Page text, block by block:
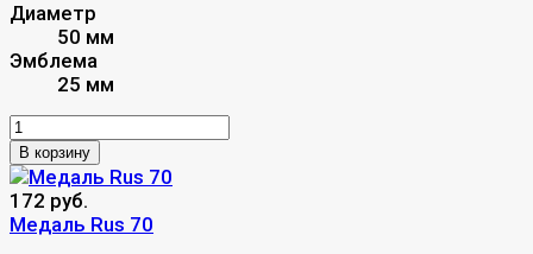
Диаметр
50 мм
Эмблема
25 мм
В корзину
172 руб.
Медаль Rus 70